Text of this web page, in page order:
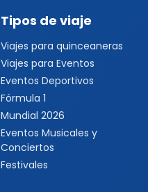
Tipos de viaje
Viajes para quinceaneras
Viajes para Eventos
Eventos Deportivos
Fórmula 1
Mundial 2026
Eventos Musicales y
Conciertos
Festivales